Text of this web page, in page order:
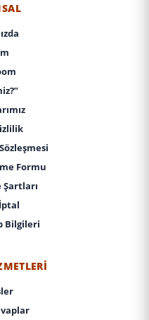
Formu
Şartları
Bilgileri